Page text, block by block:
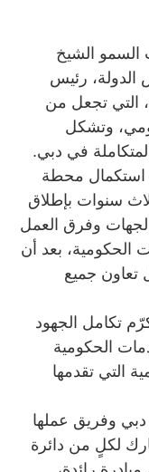
الشيخ
رئيس
التي تجعل من
وتشكل
في دبي.
استكمال محطة
سنوات بإطلاق
جميع الجهات وفرق العمل
الحكومية، بعد أن
بفضل تعاون جميع
تكامل الجهود
الحكومية
التي تقدمها
دبي وفريق عملها
عن عام 2025. وأبارك لكلٍ من دائرة